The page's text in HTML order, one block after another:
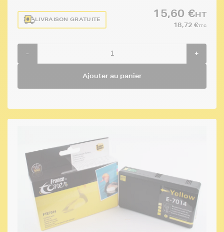
LIVRAISON GRATUITE
15,60 €HT
18,72 €TTC
- +
Ajouter au panier